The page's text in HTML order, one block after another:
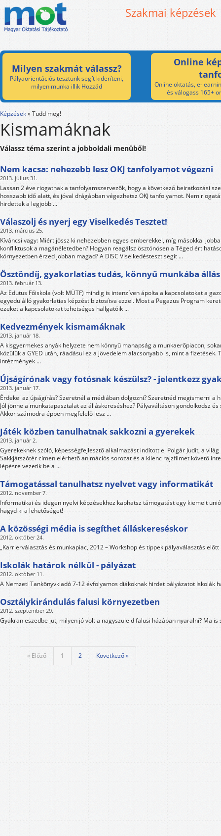
Szakmai képzések
Milyen szakmát válassz?
Pályaorientációs tesztünk segít kideríteni,
milyen munka illik Hozzád
Online
Online oktatás, e-
és válogass 165+
Képzések»Tudd meg!
Kismamáknak
Válassz téma szerint a jobboldali menüből!
Nem kacsa: nehezebb lesz OKJ tanfolyamot végezni
2013. július 31.
Lassan 2 éve riogatnak a tanfolyamszervezők, hogy a következő beiratkozási
hosszabb idő alatt, és jóval drágábban végezhetsz OKJ tanfolyamot. Nem
hirdettek a legjobb ...
Válaszolj és nyerj egy Viselkedés Tesztet!
2013. március 25.
Kíváncsi vagy: Miért jössz ki nehezebben egyes emberekkel, míg másokkal
konfliktusok a magánéletedben? Hogyan reagálsz ösztönösen a Téged ért
környezetben érzed jobban magad? A DISC Viselkedésteszt segít ...
Ösztöndíj, gyakorlatias tudás, könnyű munkába állás
2013. február 13.
Az Edutus Főiskola (volt MÜTF) mindig is intenzíven ápolta a kapcsolatokat a
egyedülálló gyakorlatias képzést biztosítva ezzel. Most a Pegazus Program
ezeket a kapcsolatokat tehetséges hallgatóik ...
Kedvezmények kismamáknak
2013. január 18.
A kisgyermekes anyák helyzete nem könnyű manapság a munkaerőpiacon,
közülük a GYED után, ráadásul ez a jövedelem alacsonyabb is, mint a fizetések.
intézmények ...
Újságírónak vagy fotósnak készülsz? - jelentkezz
2013. január 17.
Érdekel az újságírás? Szeretnél a médiában dolgozni? Szeretnéd megismerni a
Jól jönne a munkatapasztalat az álláskereséshez? Pályaváltáson gondolkodsz
Akkor számodra éppen megfelelő lesz ...
Játék közben tanulhatnak sakkozni a gyerekek
2013. január 2.
Gyerekeknek szóló, képességfejlesztő alkalmazást indított el Polgár Judit, a
Sakkjátszótér címen elérhető animációs sorozat és a kilenc rajzfilmet követő
lépésre vezetik be a ...
Támogatással tanulhatsz nyelvet vagy informatikát
2012. november 7.
Informatikai és idegen nyelvi képzésekhez kaphatsz támogatást egy kiemelt
hagyd ki a lehetőséget!
A közösségi média is segíthet álláskereséskor
2012. október 24.
„Karrierválasztás és munkapiac, 2012 – Workshop és tippek pályaválasztás előtt
Iskolák határok nélkül - pályázat
2012. október 11.
A Nemzeti Tankönyvkiadó 7-12 évfolyamos diákoknak hirdet pályázatot Iskolák
Osztálykirándulás falusi környezetben
2012. szeptember 29.
Gyakran eszedbe jut, milyen jó volt a nagyszüleid falusi házában nyaralni? Ma is
« Előző 1 2 Következő »